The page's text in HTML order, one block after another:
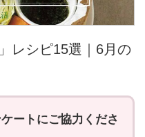
レシピ15選｜6月の